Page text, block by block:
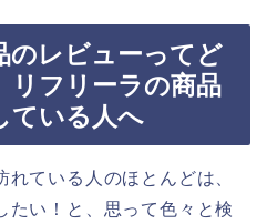
のレビューってど
リフリーラの商品
ている人へ
ている人のほとんどは、
たい！と、思って色々と検